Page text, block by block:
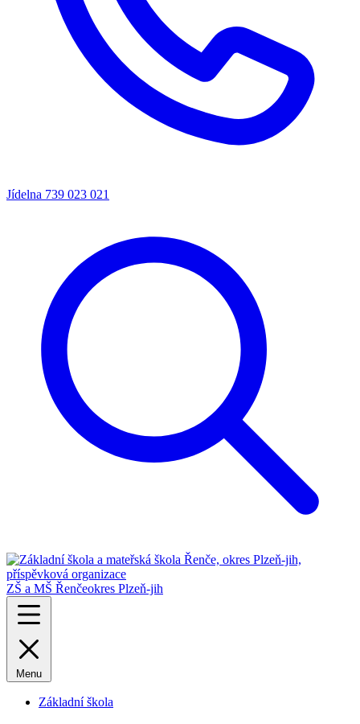
Jídelna 739 023 021
ZŠ a MŠ Řenčeokres Plzeň-jih
Menu
Základní škola